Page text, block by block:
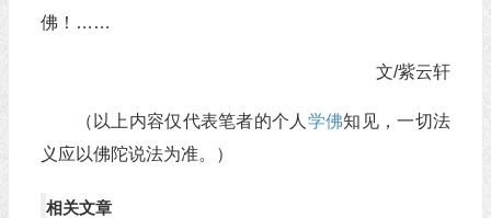
佛！……
文/紫云轩
（以上内容仅代表笔者的个人 学佛知见，一切法
义应以佛陀说法为准。）
相关文章